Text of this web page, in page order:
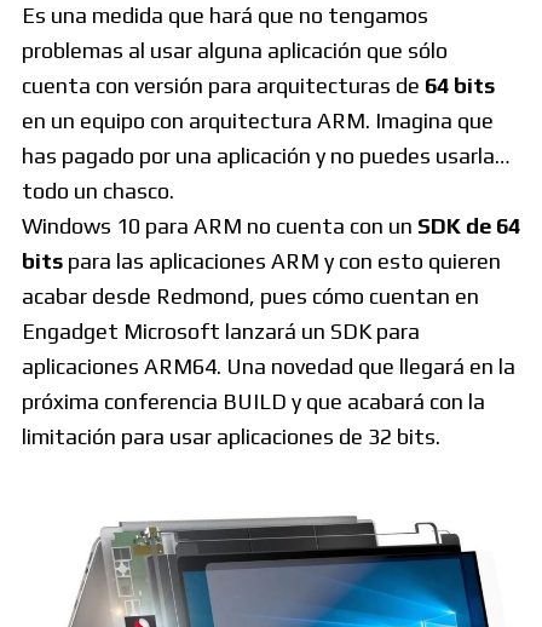
Es una medida que hará que no tengamos
problemas al usar alguna aplicación que sólo
cuenta con versión para arquitecturas de 64 bits
en un equipo con arquitectura ARM. Imagina que
has pagado por una aplicación y no puedes usarla…
todo un chasco.
Windows 10 para ARM no cuenta con un SDK de 64
bits para las aplicaciones ARM y con esto quieren
acabar desde Redmond, pues cómo cuentan en
Engadget Microsoft lanzará un SDK para
aplicaciones ARM64. Una novedad que llegará en la
próxima conferencia BUILD y que acabará con la
limitación para usar aplicaciones de 32 bits.